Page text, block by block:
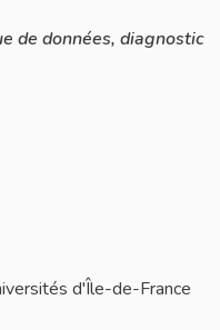
de données, diagnostic
d'Île-de-France